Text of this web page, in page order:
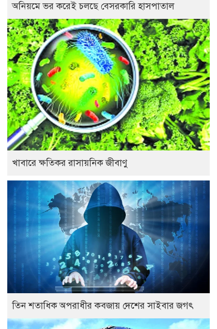
অনিয়মে ভর করেই চলছে বেসরকারি হাসপাতাল
খাবারে ক্ষতিকর রাসায়নিক জীবাণু
তিন শতাধিক অপরাধীর কবজায় দেশের সাইবার জগৎ